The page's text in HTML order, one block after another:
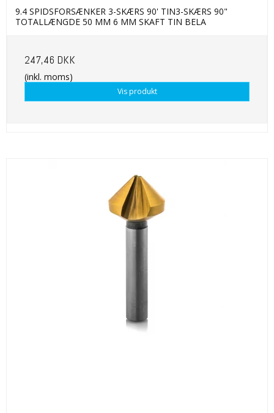
9.4 SPIDSFORSÆNKER 3-SKÆRS 90' TIN3-SKÆRS 90"
TOTALLÆNGDE 50 MM 6 MM SKAFT TIN BELA
247,46 DKK
(inkl. moms)
Vis produkt